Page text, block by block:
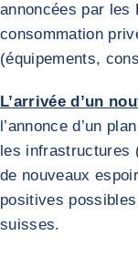
annoncées par les
consommation
(équipements,
L’arrivée d’un
l’annonce d’un
les infrastructures
de nouveaux
positives
suisses.